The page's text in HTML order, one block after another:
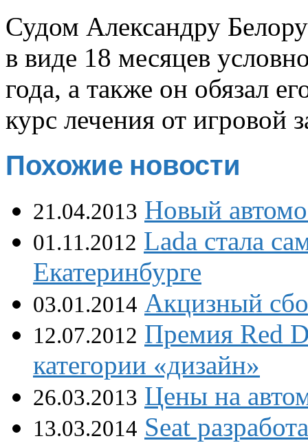
Судом Александру
в виде 18 месяцев
года, а также он обязал
курс лечения от игровой
Похожие новости
21.04.2013 Новый
01.11.2012 Lada стала
Екатеринбурге
03.01.2014 Акцизный
12.07.2012 Премия Red
категории «дизайн»
26.03.2013 Цены на
13.03.2014 Seat